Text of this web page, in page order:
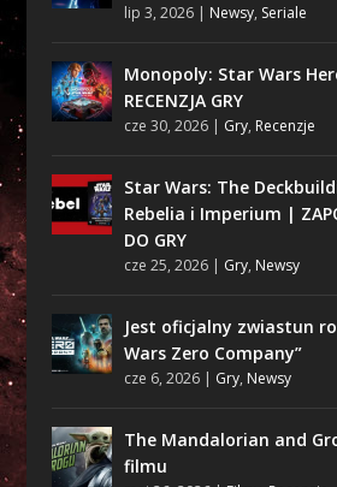
lip 3, 2026| Newsy, Seriale
Monopoly: Star Wars
RECENZJA GRY
cze 30, 2026| Gry, Recenzje
Star Wars: The
Rebelia i Imperium |
DO GRY
cze 25, 2026| Gry, Newsy
Jest oficjalny zwiastun
Wars Zero Company”
cze 6, 2026| Gry, Newsy
The Mandalorian and
filmu